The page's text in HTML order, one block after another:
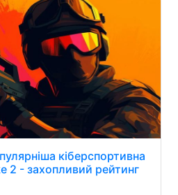
кіберспортивна
2 - захопливий рейтинг